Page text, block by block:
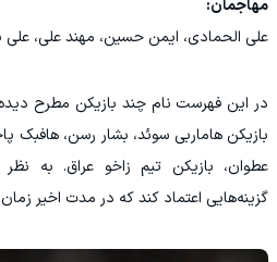
مهاجمان:
علی الحمادی، ایمن حسین، مهند علی،
در این فهرست نام چند بازیکن مطرح دیده
بازیکن هاماربی سوئد، بشار رسن، هافبک
عطوان، بازیکن تیم زاخو عراق. به
گزینه‌هایی اعتماد کند که در مدت اخیر